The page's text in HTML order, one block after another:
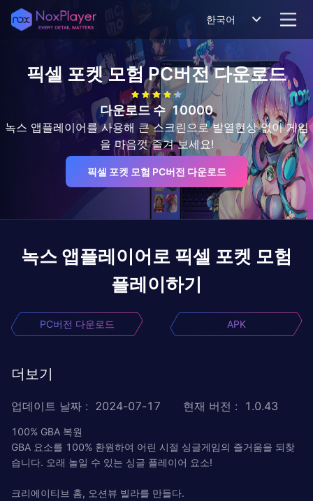
한국어
픽셀 포켓 모험PC버전 다운로드
다운로드 수 10000
녹스 앱플레이어를 사용해 큰 스크린으로 발열현상 없이 게임
을 마음껏 즐겨 보세요!
픽셀 포켓 모험 PC버전 다운로드
녹스 앱플레이어로 픽셀 포켓 모험
플레이하기
PC버전 다운로드 APK
더보기
업데이트 날짜 : 2024-07-17 현재 버전 : 1.0.43
100% GBA 복원
GBA 요소를 100% 환원하여 어린 시절 싱글게임의 즐거움을 되찾
습니다. 오래 놀일 수 있는 싱글 플레이어 요소!
크리에이티브 홈, 오션뷰 빌라를 만들다.